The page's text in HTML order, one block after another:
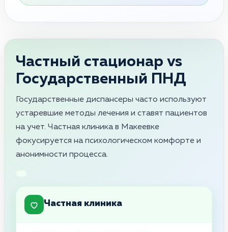
Частный стационар vs
Государственный ПНД
Государственные диспансеры часто используют
устаревшие методы лечения и ставят пациентов
на учет. Частная клиника в Макеевке
фокусируется на психологическом комфорте и
анонимности процесса.
Частная клиника